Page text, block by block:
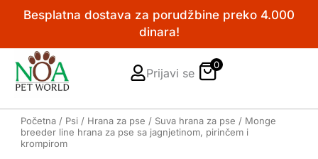
PređiBesplatna dostava za porudžbine preko 4.000
dinara!
Prijavi se
0
Početna / Psi / Hrana za pse / Suva hrana za pse / Monge
breeder line hrana za pse sa jagnjetinom, pirinčem i
krompirom